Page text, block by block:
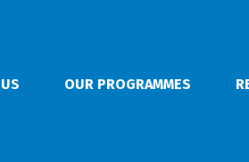
OUR PROGRAMMES